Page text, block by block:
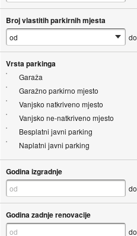
Broj vlastitih parkirnih mjesta
do
Vrsta parkinga
Garaža
Garažno parkirno mjesto
Vanjsko natkriveno mjesto
Vanjsko ne-natkriveno mjesto
Besplatni javni parking
Naplatni javni parking
Godina izgradnje
do
Godina zadnje renovacije
do